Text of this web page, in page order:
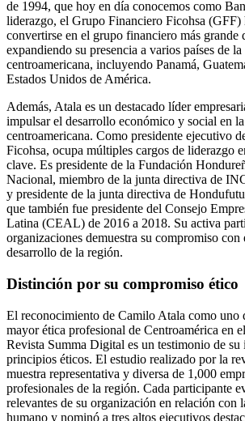
de 1994, que hoy en día conocemos como
liderazgo, el Grupo Financiero Ficohsa (GFF)
convertirse en el grupo financiero más grande
expandiendo su presencia a varios países de
centroamericana, incluyendo Panamá,
Estados Unidos de América.
Además, Atala es un destacado líder
impulsar el desarrollo económico y social en
centroamericana. Como presidente ejecutivo
Ficohsa, ocupa múltiples cargos de liderazgo
clave. Es presidente de la Fundación
Nacional, miembro de la junta directiva de
y presidente de la junta directiva de
que también fue presidente del Consejo
Latina (CEAL) de 2016 a 2018. Su activa
organizaciones demuestra su compromiso
desarrollo de la región.
Distinción por su compromiso ético
El reconocimiento de Camilo Atala como uno
mayor ética profesional de Centroamérica en
Revista Summa Digital es un testimonio de su
principios éticos. El estudio realizado por la
muestra representativa y diversa de 1,000
profesionales de la región. Cada participante
relevantes de su organización en relación con
humano y nominó a tres altos ejecutivos